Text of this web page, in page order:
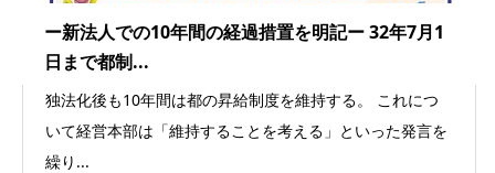
ー新法人での10年間の経過措置を明記ー 32年7月1
日まで都制...
独法化後も10年間は都の昇給制度を維持する。 これにつ
いて経営本部は「維持することを考える」といった発言を
繰り...